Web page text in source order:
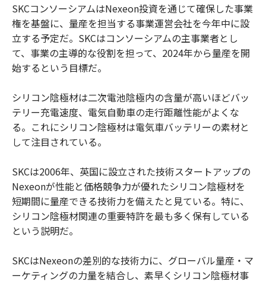
SKCコンソーシアムはNexeon投資を通じて確保した事業
権を基盤に、量産を担当する事業運営会社を今年中に設
立する予定だ。SKCはコンソーシアムの主事業者とし
て、事業の主導的な役割を担って、2024年から量産を開
始するという目標だ。
シリコン陰極材は二次電池陰極内の含量が高いほどバッ
テリー充電速度、電気自動車の走行距離性能がよくな
る。これにシリコン陰極材は電気車バッテリーの素材と
して注目されている。
SKCは2006年、英国に設立された技術スタートアップの
Nexeonが性能と価格競争力が優れたシリコン陰極材を
短期間に量産できる技術力を備えたと見ている。特に、
シリコン陰極材関連の重要特許を最も多く保有している
という説明だ。
SKCはNexeonの差別的な技術力に、グローバル量産・マ
ーケティングの力量を結合し、素早くシリコン陰極材事